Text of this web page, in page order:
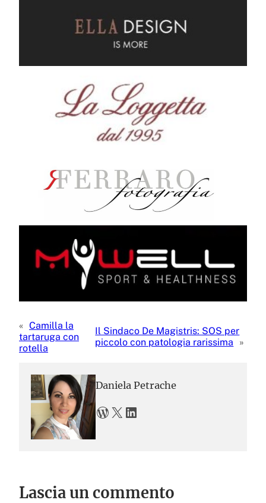
« Camilla la
tartaruga con
rotella
Il Sindaco De Magistris: SOS per
piccolo con patologia rarissima
»
Daniela Petrache
WordPress X LinkedIn
Lascia un commento